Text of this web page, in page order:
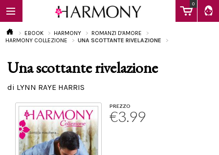
0
EBOOK
Calendario
EBOOK HARMONY
ROMANZI D'AMORE
HARMONY COLLEZIONE
UNA SCOTTANTE RIVELAZIONE
Una scottante rivelazione
di LYNN RAYE HARRIS
PREZZO
€3.99